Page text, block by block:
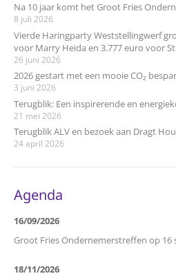
Na 10 jaar komt het Groot Fries
8 juli 2026
Vierde Haringparty Weststellingwerf
voor Marry Heida en 3.777 euro voor
26 juni 2026
2026 gestart met een mooie CO₂
3 juni 2026
Terugblik: Een inspirerende en
21 mei 2026
Terugblik ALV en bezoek aan Dragt
24 april 2026
Agenda
16/09/2026
Groot Fries Ondernemerstreffen op 16
18/11/2026